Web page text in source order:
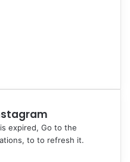
expired, Go to the
to to refresh it.